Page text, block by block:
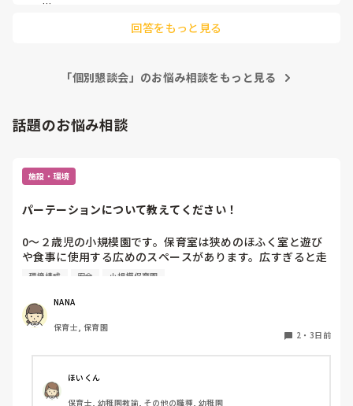
は別として、とにかく不快にさせてしまったことは心から謝り
応援しています。
回答をもっと見る
「個別懇談会」のお悩み相談をもっと見る
話題のお悩み相談
施設・環境
パーテーションについて教えてください！
0〜２歳児の小規模園です。保育室は狭めのほふく室と遊び
や食事に使用する広めのスペースがあります。広すぎると走
り回ったりして落ち着かないので、活動によってパーテーシ
うな素材で軽いので、ちょっと体が当たると倒れたり、つか
まり立ちが不安定な子にとっては共倒れになったりで危険で
す。かと言って固定してしまうと活動によって柔軟に移動す
しっかりした重いものを置いていましたが、移動が大変で使
い勝手が悪く、子どもがぶつかって倒れた時に怖い思いをし
ました。
環境構成 安全 小規模保育園
NANA
保育士, 保育園
2 ・ 3日前
ほいくん
保育士, 幼稚園教諭, その他の職種, 幼稚園